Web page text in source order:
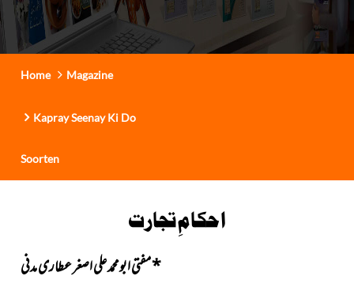
Home Magazine
Kapray Seenay Ki Do
Soorten
احکامِ تجارت
*مفتی ابومحمد علی اصغر عطاری مدنی